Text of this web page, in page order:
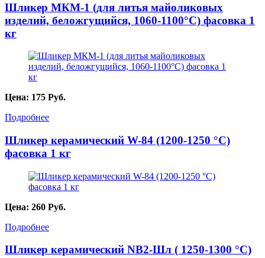
Шликер МКМ-1 (для литья майоликовых
изделий, беложгущийся, 1060-1100°С) фасовка 1
кг
Цена: 175 Руб.
Подробнее
Шликер керамический W-84 (1200-1250 °C)
фасовка 1 кг
Цена: 260 Руб.
Подробнее
Шликер керамический NB2-Шл ( 1250-1300 °C)